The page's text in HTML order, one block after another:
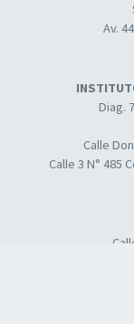
Av.
Diag.
Calle
Calle 3 N° 485